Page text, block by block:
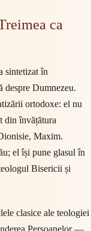
ca
sintetizat în
despre Dumnezeu.
ortodoxe: el nu
din învățătura
Maxim.
el își pune glasul în
Bisericii și
clasice ale teologiei